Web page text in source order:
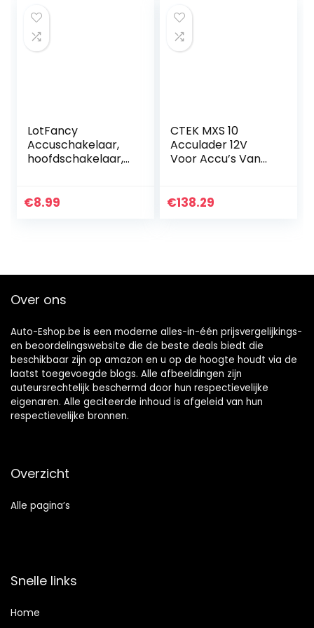
accuklem…
LotFancy
Accuschakelaar,
hoofdschakelaar,
schakelaar,
€8.99
CTEK MXS 10
Acculader 12V
Voor Accu’s Van
Vrachtwagen-,
€138.29
Over ons
Auto-Eshop.be is een moderne alles-in-één prijsvergelijkings-
en beoordelingswebsite die de beste deals biedt die
beschikbaar zijn op amazon en u op de hoogte houdt via de
laatst toegevoegde blogs. Alle afbeeldingen zijn
auteursrechtelijk beschermd door hun respectievelijke
eigenaren. Alle geciteerde inhoud is afgeleid van hun
respectievelijke bronnen.
Overzicht
Alle pagina’s
Snelle links
Home